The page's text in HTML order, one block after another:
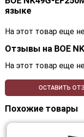
языке
На этот товар еще
Отзывы на BOE
На этот товар еще
ОСТАВИТЬ
Похожие товары